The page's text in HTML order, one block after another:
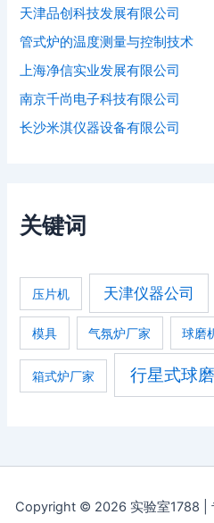
天津品创科技发展有限公司
管式炉的温度测量与控制技术
上海净信实业发展有限公司
南京千尚电子科技有限公司
长沙米淇仪器设备有限公司
关键词
压片机 天津仪器公司
模具 气氛炉厂家 球磨
箱式炉厂家 行星式球
Copyright © 2026 实验室1788 |